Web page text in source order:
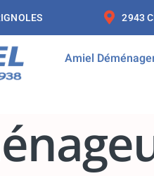
2943
Amiel